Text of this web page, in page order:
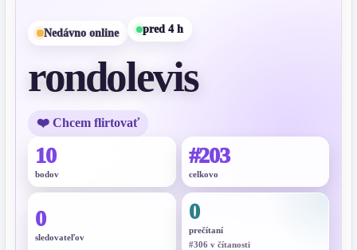
Nedávno online pred 4 h
rondolevis
❤️ Chcem flirtovať
10
bodov
#203
celkovo
0
sledovateľov
0
prečítaní
#306 v čítanosti